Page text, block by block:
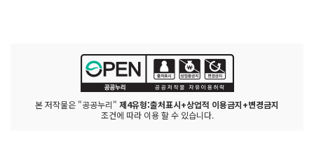
본 저작물은 "공공누리" 제4유형:출처표시+상업적 이용금지+변경금지
조건에 따라 이용 할 수 있습니다.